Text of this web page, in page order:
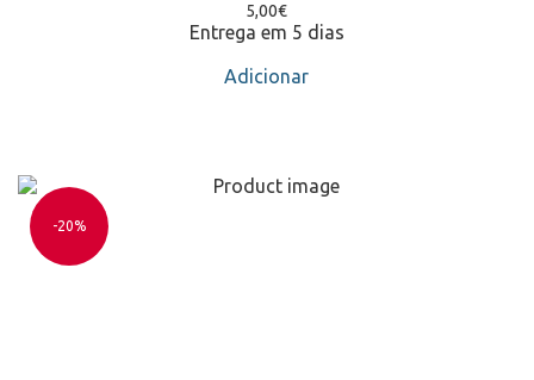
5,00€
Entrega em 5 dias
Adicionar
-20%